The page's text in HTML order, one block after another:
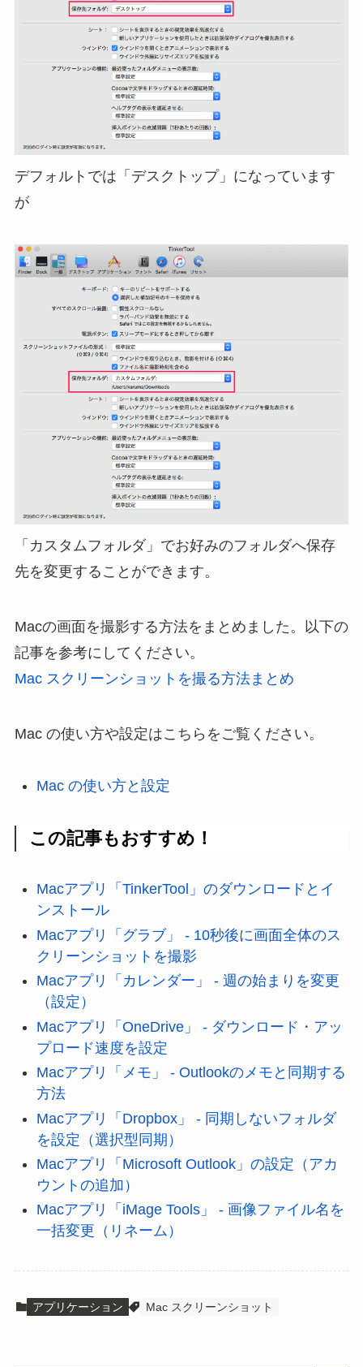
デフォルトでは「デスクトップ」になっています
が
「カスタムフォルダ」でお好みのフォルダへ保存
先を変更することができます。
Macの画面を撮影する方法をまとめました。以下の
記事を参考にしてください。
Mac スクリーンショットを撮る方法まとめ
Mac の使い方や設定はこちらをご覧ください。
Mac の使い方と設定
この記事もおすすめ！
Macアプリ「TinkerTool」のダウンロードとイ
ンストール
Macアプリ「グラブ」 - 10秒後に画面全体のス
クリーンショットを撮影
Macアプリ「カレンダー」 - 週の始まりを変更
（設定）
Macアプリ「OneDrive」 - ダウンロード・アッ
プロード速度を設定
Macアプリ「メモ」 - Outlookのメモと同期する
方法
Macアプリ「Dropbox」 - 同期しないフォルダ
を設定（選択型同期）
Macアプリ「Microsoft Outlook」の設定（アカ
ウントの追加）
Macアプリ「iMage Tools」 - 画像ファイル名を
一括変更（リネーム）
アプリケーション Mac スクリーンショット